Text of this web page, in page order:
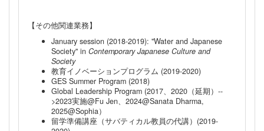
【その他関連業務】
January session (2018-2019): "Water and Japanese
Society" in Contemporary Japanese Culture and
Society
教育イノベーションプログラム (2019-2020)
GES Summer Program (2018)
Global Leadership Program (2017、2020（延期）--
>2023実施@Fu Jen、2024@Sanata Dharma,
2025@Sophia）
留学準備講座（サバティカル教員の代講）(2019-